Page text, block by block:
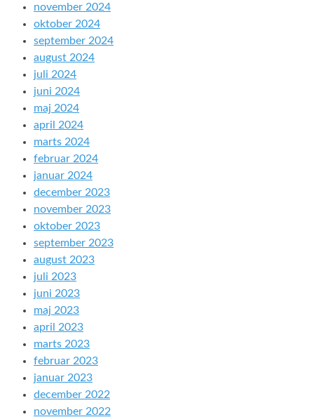
november 2024
oktober 2024
september 2024
august 2024
juli 2024
juni 2024
maj 2024
april 2024
marts 2024
februar 2024
januar 2024
december 2023
november 2023
oktober 2023
september 2023
august 2023
juli 2023
juni 2023
maj 2023
april 2023
marts 2023
februar 2023
januar 2023
december 2022
november 2022